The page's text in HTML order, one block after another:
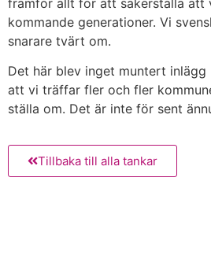
kommande generationer. Vi
snarare tvärt om.
Det här blev inget muntert
att vi träffar fler och fler
ställa om. Det är inte för sent
Tillbaka till alla tankar